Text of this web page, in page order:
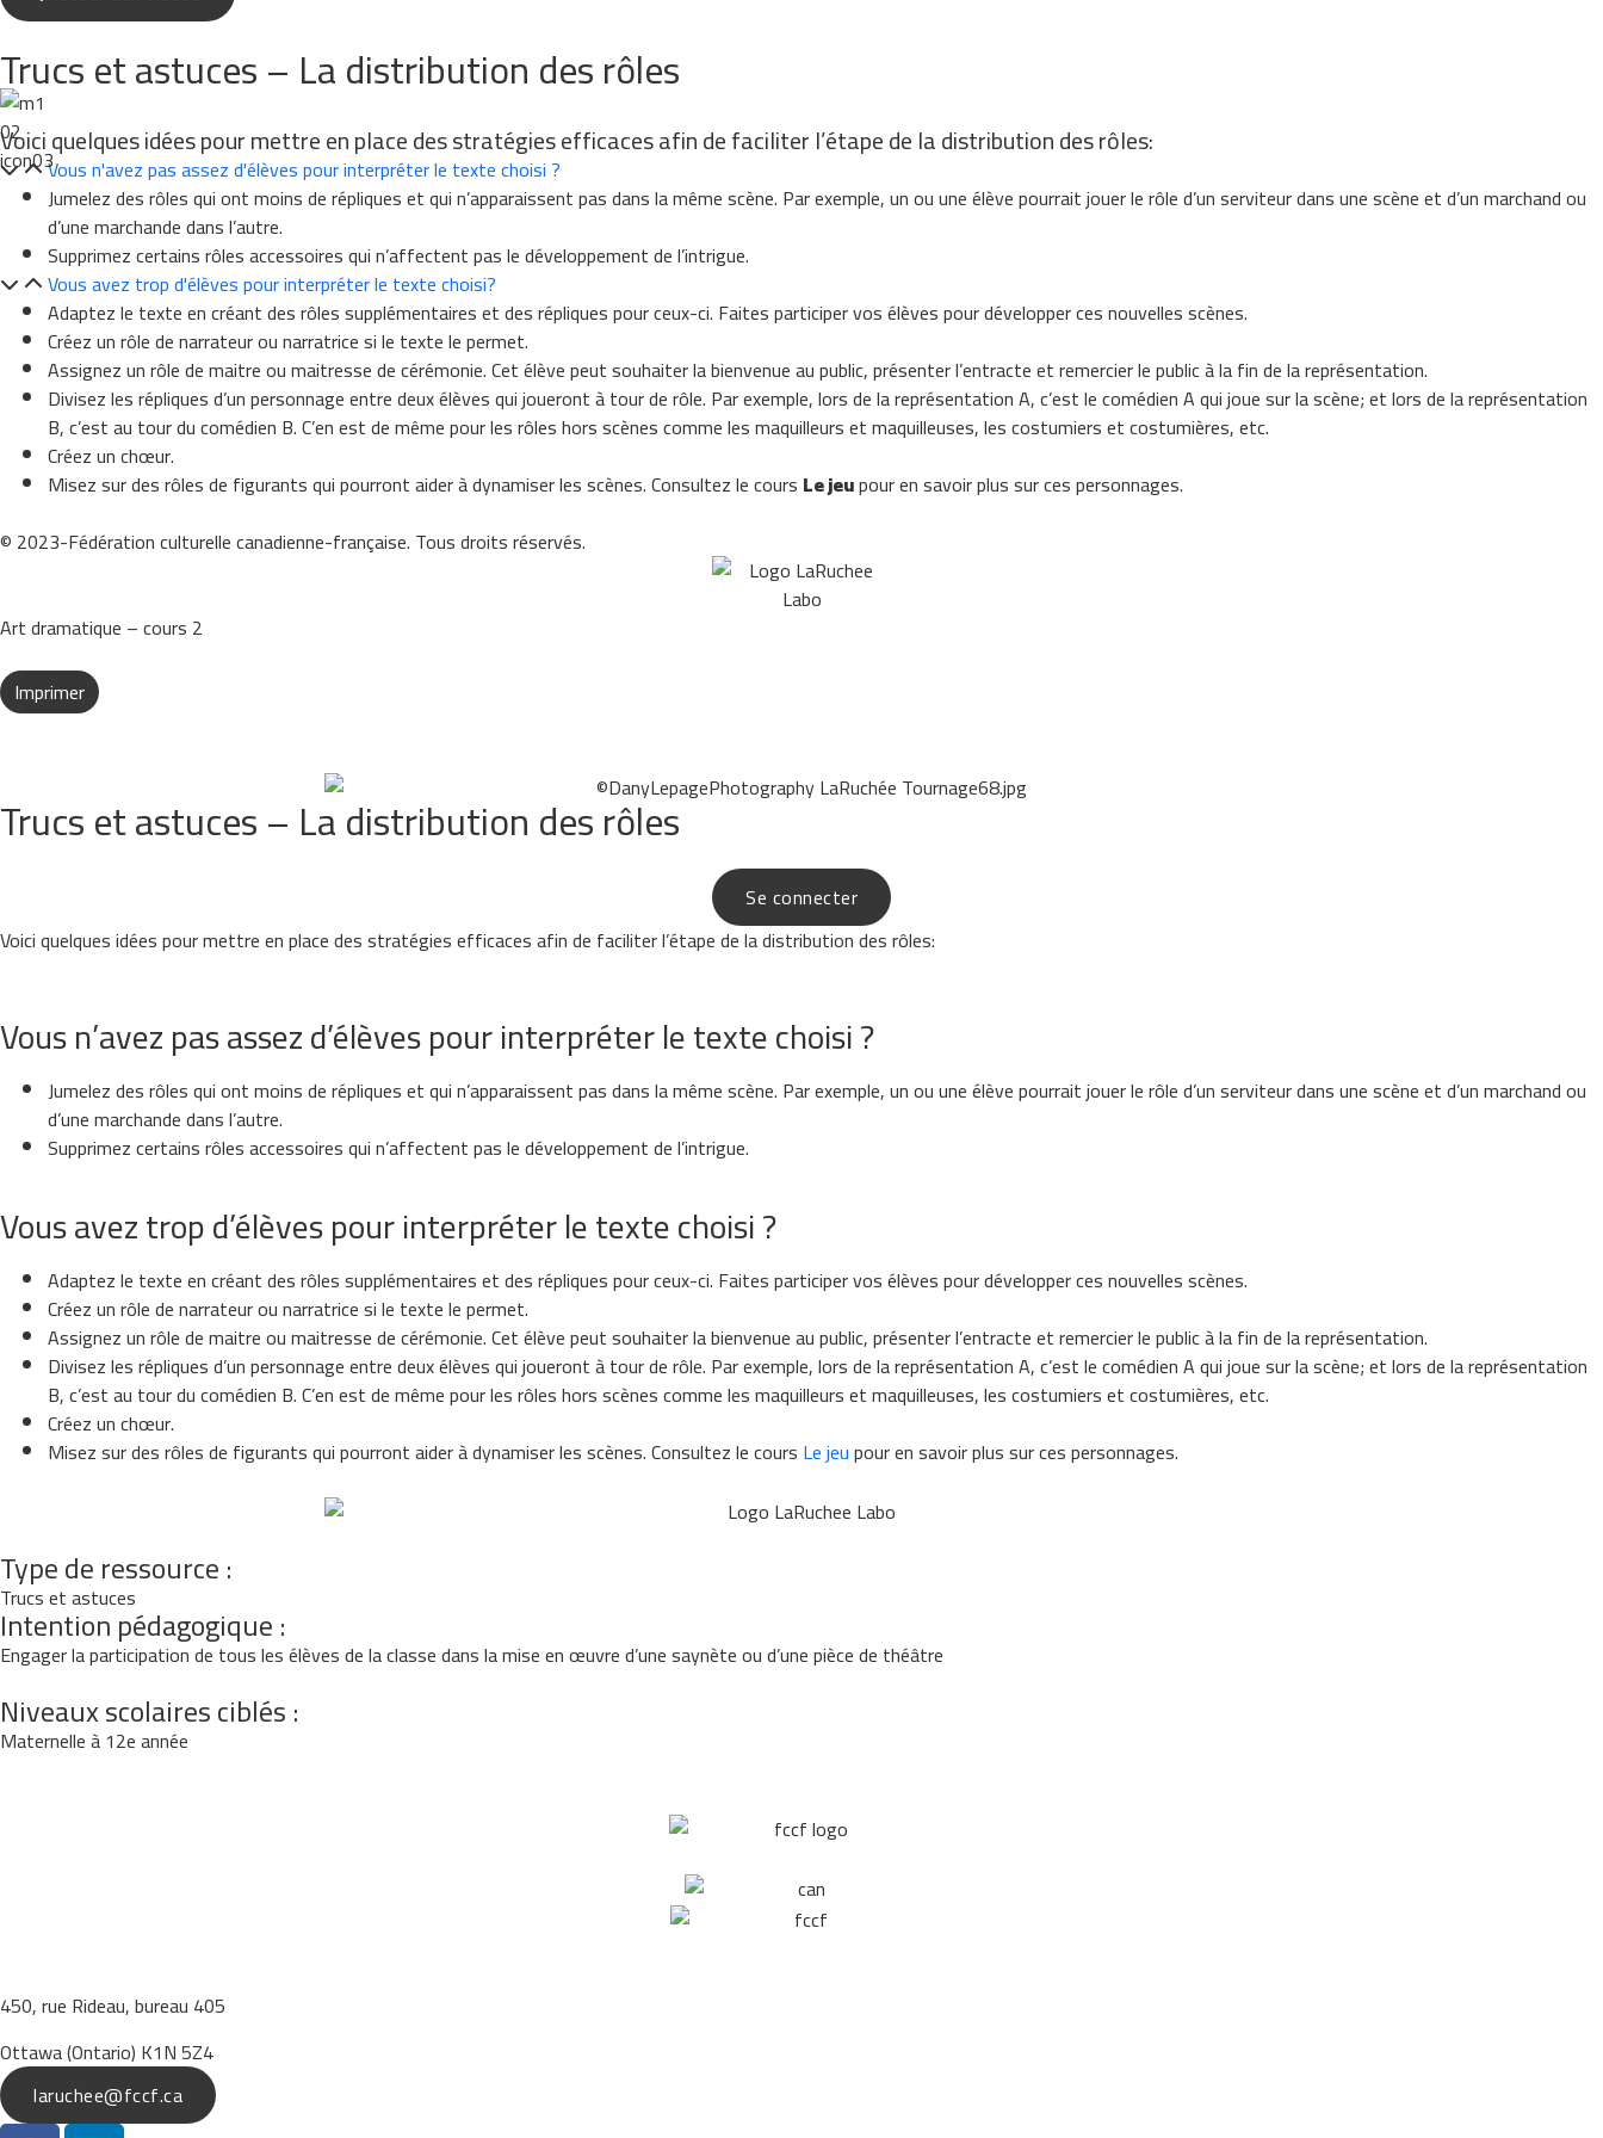
Trucs et astuces – La distribution des rôles
Voici quelques idées pour mettre en place des stratégies efficaces afin de faciliter l’étape de la distribution des rôles:
Vous n'avez pas assez d'élèves pour interpréter le texte choisi ?
Jumelez des rôles qui ont moins de répliques et qui n’apparaissent pas dans la même scène. Par exemple, un ou une élève pourrait jouer le rôle d’un serviteur dans une scène et d’un marchand ou
d’une marchande dans l’autre.
Supprimez certains rôles accessoires qui n’affectent pas le développement de l’intrigue.
Vous avez trop d'élèves pour interpréter le texte choisi?
Adaptez le texte en créant des rôles supplémentaires et des répliques pour ceux-ci. Faites participer vos élèves pour développer ces nouvelles scènes.
Créez un rôle de narrateur ou narratrice si le texte le permet.
Assignez un rôle de maitre ou maitresse de cérémonie. Cet élève peut souhaiter la bienvenue au public, présenter l’entracte et remercier le public à la fin de la représentation.
Divisez les répliques d’un personnage entre deux élèves qui joueront à tour de rôle. Par exemple, lors de la représentation A, c’est le comédien A qui joue sur la scène; et lors de la représentation
B, c’est au tour du comédien B. C’en est de même pour les rôles hors scènes comme les maquilleurs et maquilleuses, les costumiers et costumières, etc.
Créez un chœur.
Misez sur des rôles de figurants qui pourront aider à dynamiser les scènes. Consultez le cours Le jeupour en savoir plus sur ces personnages.
© 2023-Fédération culturelle canadienne-française. Tous droits réservés.
Art dramatique – cours 2
Imprimer
Trucs et astuces – La distribution des rôles
Se connecter
Voici quelques idées pour mettre en place des stratégies efficaces afin de faciliter l’étape de la distribution des rôles:
Vous n’avez pas assez d’élèves pour interpréter le texte choisi ?
Jumelez des rôles qui ont moins de répliques et qui n’apparaissent pas dans la même scène. Par exemple, un ou une élève pourrait jouer le rôle d’un serviteur dans une scène et d’un marchand ou
d’une marchande dans l’autre.
Supprimez certains rôles accessoires qui n’affectent pas le développement de l’intrigue.
Vous avez trop d’élèves pour interpréter le texte choisi ?
Adaptez le texte en créant des rôles supplémentaires et des répliques pour ceux-ci. Faites participer vos élèves pour développer ces nouvelles scènes.
Créez un rôle de narrateur ou narratrice si le texte le permet.
Assignez un rôle de maitre ou maitresse de cérémonie. Cet élève peut souhaiter la bienvenue au public, présenter l’entracte et remercier le public à la fin de la représentation.
Divisez les répliques d’un personnage entre deux élèves qui joueront à tour de rôle. Par exemple, lors de la représentation A, c’est le comédien A qui joue sur la scène; et lors de la représentation
B, c’est au tour du comédien B. C’en est de même pour les rôles hors scènes comme les maquilleurs et maquilleuses, les costumiers et costumières, etc.
Créez un chœur.
Misez sur des rôles de figurants qui pourront aider à dynamiser les scènes. Consultez le cours Le jeupour en savoir plus sur ces personnages.
Type de ressource :
Trucs et astuces
Intention pédagogique :
Engager la participation de tous les élèves de la classe dans la mise en œuvre d’une saynète ou d’une pièce de théâtre
Niveaux scolaires ciblés :
Maternelle à 12e année
450, rue Rideau, bureau 405
Ottawa (Ontario) K1N 5Z4
laruchee@fccf.ca